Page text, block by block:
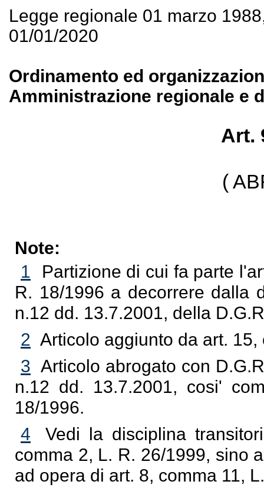
Legge regionale 01 marzo
01/01/2020
Ordinamento ed
Amministrazione regionale e
Art.
(
Note:
1
Partizione di cui fa parte
R. 18/1996 a decorrere dalla
n.12 dd. 13.7.2001, della
2 Articolo aggiunto da art.
3 Articolo abrogato con
n.12 dd. 13.7.2001, cosi'
18/1996.
4
Vedi la disciplina
comma 2, L. R. 26/1999, sino
ad opera di art. 8, comma 11,